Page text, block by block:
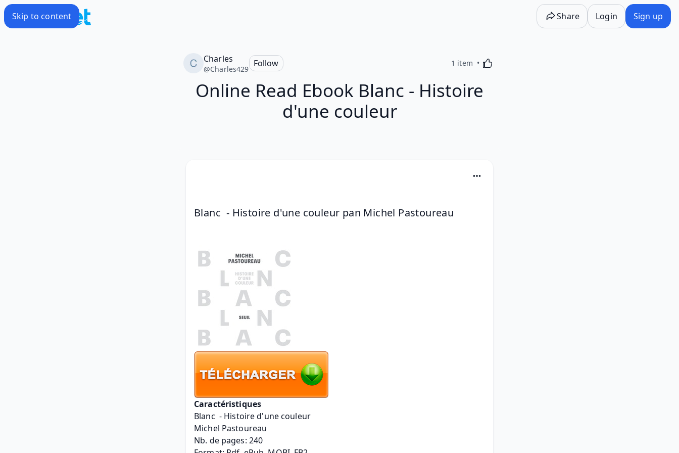
Skip to content Share Login Sign up
Charles
@Charles429
Follow 1 item Activating this element will cause content on the
Online Read Ebook Blanc - Histoire
d'une couleur
Blanc  - Histoire d'une couleur pan Michel Pastoureau
Caractéristiques
Blanc  - Histoire d'une couleur
Michel Pastoureau
Nb. de pages: 240